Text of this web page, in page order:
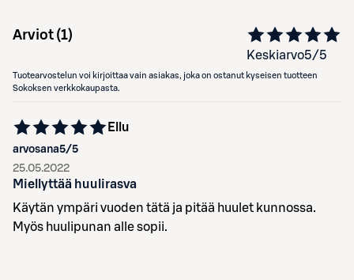
Arviot (1)
Keskiarvo5/5
Tuotearvostelun voi kirjoittaa vain asiakas, joka on ostanut kyseisen tuotteen
Sokoksen verkkokaupasta.
arvosana5/5
Ellu
25.05.2022
Miellyttää huulirasva
Käytän ympäri vuoden tätä ja pitää huulet kunnossa.
Myös huulipunan alle sopii.